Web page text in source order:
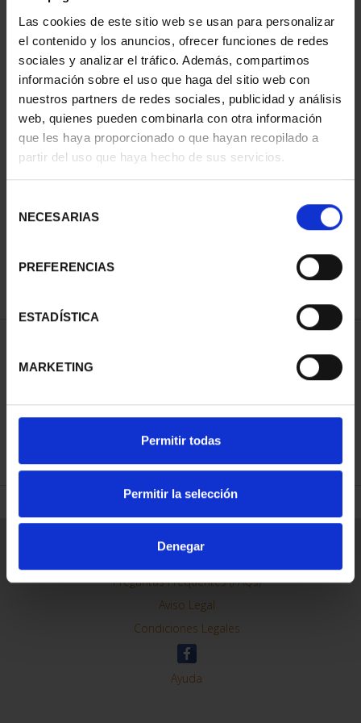
Las cookies de este sitio web se usan para personalizar
el contenido y los anuncios, ofrecer funciones de redes
sociales y analizar el tráfico. Además, compartimos
información sobre el uso que haga del sitio web con
nuestros partners de redes sociales, publicidad y análisis
web, quienes pueden combinarla con otra información
que les haya proporcionado o que hayan recopilado a
partir del uso que haya hecho de sus servicios.
NECESARIAS
PREFERENCIAS
ESTADÍSTICA
MARKETING
Permitir todas
Permitir la selección
Denegar
CAPITALES DE
PROVINCIA COLECCION
3.796,00 €
REFINAR
Información General
Contacto
Preguntas Frequentes (FAQs)
Aviso Legal
Condiciones Legales
Ayuda